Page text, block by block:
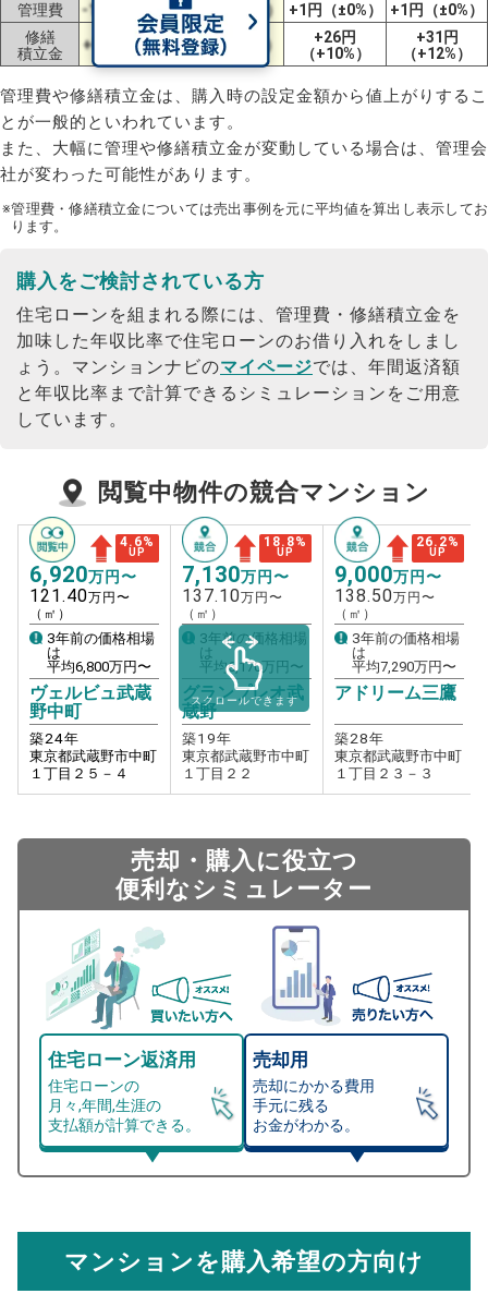
管理費 -12円（-5%） -12円（-5%） +1円（±0%）
+1円（±0%）
修繕
積立金
+5円（+3%） +5円（+3%）
+26円
（+10%）
+31円
（+12%）
管理費や修繕積立金は、購入時の設定金額から値上がりするこ
とが一般的といわれています。
また、大幅に管理や修繕積立金が変動している場合は、管理会
社が変わった可能性があります。
※管理費・修繕積立金については売出事例を元に平均値を算出し表示してお
ります。
購入をご検討されている方
住宅ローンを組まれる際には、管理費・修繕積立金を
加味した年収比率で住宅ローンのお借り入れをしまし
ょう。 マンションナビのマイページでは、年間返済額
と年収比率まで計算できるシミュレーションをご用意
しています。
閲覧中物件の競合マンション
4.6%
UP
6,920万円〜
121.40万円〜
（㎡）
3年前の価格相場
は
平均6,800万円〜
ヴェルビュ武蔵
野中町
築24年
東京都武蔵野市中町
１丁目２５－４
18.8%
UP
7,130万円〜
137.10万円〜
（㎡）
3年前の価格相場
は
平均6,170万円〜
グランプレオ武
蔵野
築19年
東京都武蔵野市中町
１丁目２２
26.2%
UP
9,000万円〜
138.50万円〜
（㎡）
3年前の価格相場
は
平均7,290万円〜
アドリーム三鷹
築28年
東京都武蔵野市中町
１丁目２３－３
スクロールできます
売却・購入に役立つ
便利なシミュレーター
住宅ローン返済用
住宅ローンの
月々,年間,生涯の
支払額が計算できる。
売却用
売却にかかる費用
手元に残る
お金がわかる。
総支払額シミュレーション
万円
マンション売却シミュレーター
マンションを購入希望の方向け